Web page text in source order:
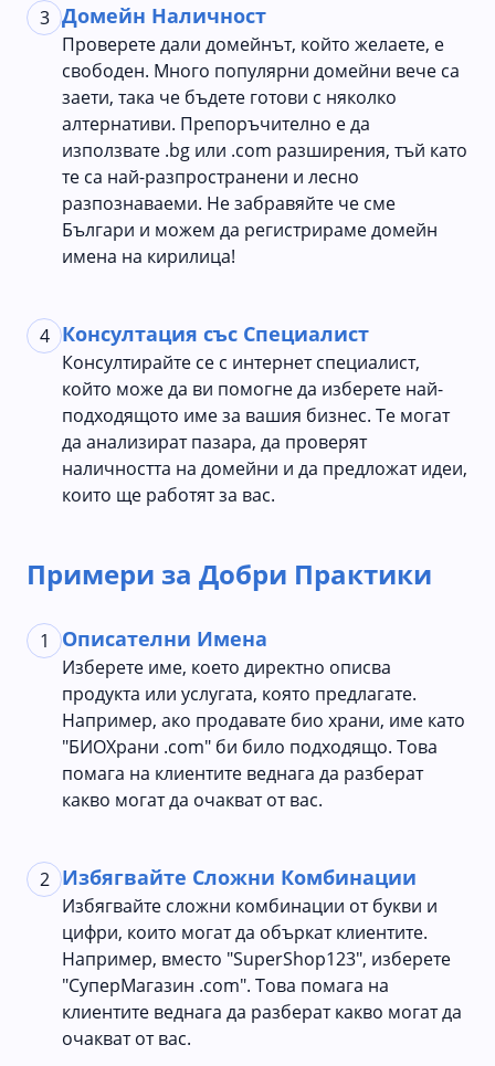
3 Домейн Наличност
Проверете дали домейнът, който желаете, е
свободен. Много популярни домейни вече са
заети, така че бъдете готови с няколко
алтернативи. Препоръчително е да
използвате .bg или .com разширения, тъй като
те са най-разпространени и лесно
разпознаваеми. Не забравяйте че сме
Българи и можем да регистрираме домейн
имена на кирилица!
4 Консултация със Специалист
Консултирайте се с интернет специалист,
който може да ви помогне да изберете най-
подходящото име за вашия бизнес. Те могат
да анализират пазара, да проверят
наличността на домейни и да предложат идеи,
които ще работят за вас.
Примери за Добри Практики
1 Описателни Имена
Изберете име, което директно описва
продукта или услугата, която предлагате.
Например, ако продавате био храни, име като
"БИОХрани .com" би било подходящо. Това
помага на клиентите веднага да разберат
какво могат да очакват от вас.
2 Избягвайте Сложни Комбинации
Избягвайте сложни комбинации от букви и
цифри, които могат да объркат клиентите.
Например, вместо "SuperShop123", изберете
"СуперМагазин .com". Това помага на
клиентите веднага да разберат какво могат да
очакват от вас.